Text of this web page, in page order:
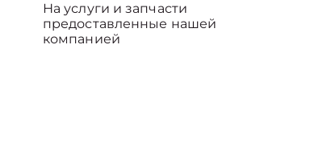
На услуги и запчасти
предоставленные нашей
компанией